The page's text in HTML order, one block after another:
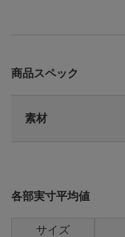
商品スペック
素材
各部実寸平均値
サイズ